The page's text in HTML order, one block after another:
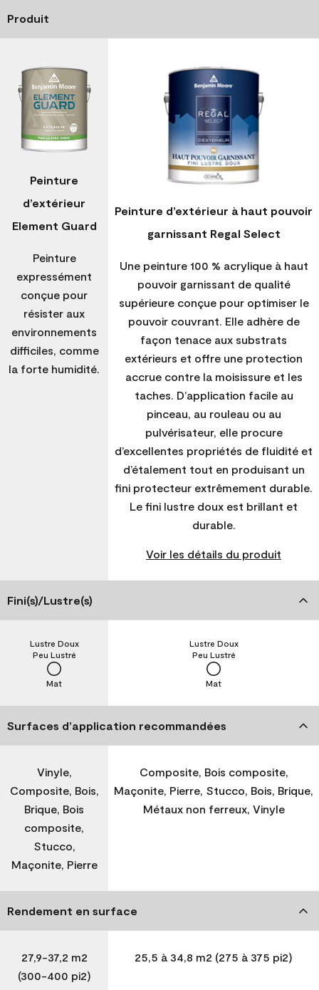
Produit
Peinture
d’extérieur
Element Guard
Peinture
expressément
conçue pour
résister aux
environnements
difficiles, comme
la forte humidité.
Peinture d’extérieur à haut pouvoir
garnissant Regal Select
Une peinture 100 % acrylique à haut
pouvoir garnissant de qualité
supérieure conçue pour optimiser le
pouvoir couvrant. Elle adhère de
façon tenace aux substrats
extérieurs et offre une protection
accrue contre la moisissure et les
taches. D’application facile au
pinceau, au rouleau ou au
pulvérisateur, elle procure
d’excellentes propriétés de fluidité et
d’étalement tout en produisant un
fini protecteur extrêmement durable.
Le fini lustre doux est brillant et
durable.
Voir les détails du produit
Fini(s)/Lustre(s)
Mat
Peu Lustré
Lustre Doux
Mat
Peu Lustré
Lustre Doux
Surfaces d’application recommandées
Vinyle,
Composite, Bois,
Brique, Bois
composite,
Stucco,
Maçonite, Pierre
Composite, Bois composite,
Maçonite, Pierre, Stucco, Bois, Brique,
Métaux non ferreux, Vinyle
Rendement en surface
27,9-37,2 m2
(300-400 pi2)
25,5 à 34,8 m2 (275 à 375 pi2)